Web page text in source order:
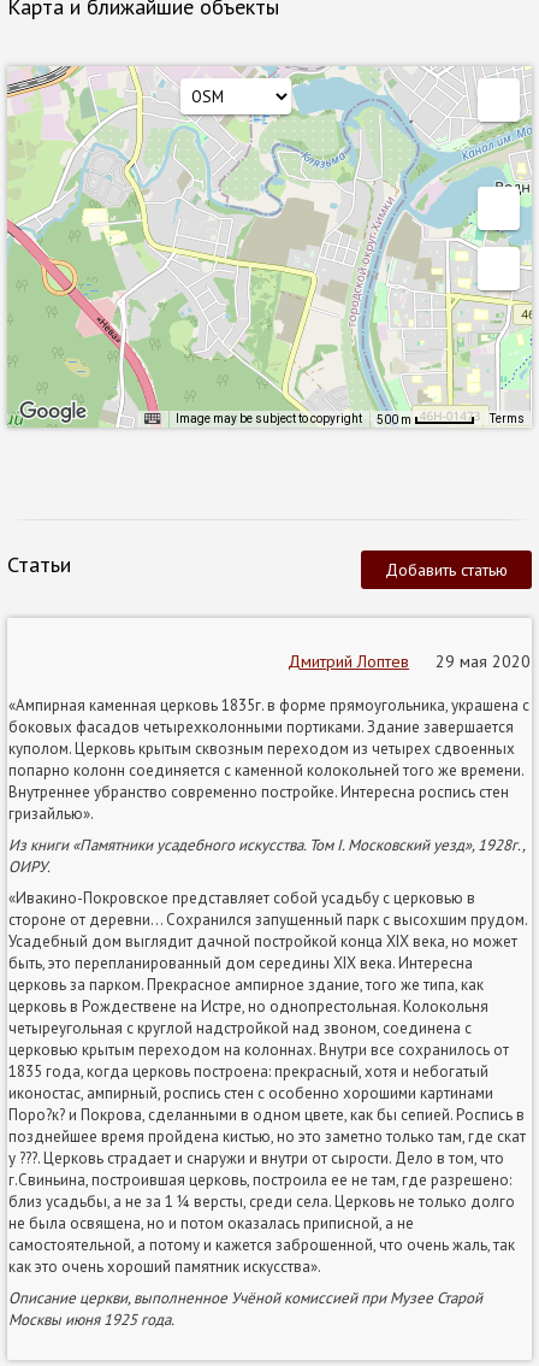
Карта и ближайшие объекты
Image may be subject to copyright 500 m Terms
Добавить статью
Статьи
Дмитрий Лоптев 29 мая 2020
«Ампирная каменная церковь 1835г. в форме прямоугольника, украшена с
боковых фасадов четырехколонными портиками. Здание завершается
куполом. Церковь крытым сквозным переходом из четырех сдвоенных
попарно колонн соединяется с каменной колокольней того же времени.
Внутреннее убранство современно постройке. Интересна роспись стен
гризайлью».
Из книги «Памятники усадебного искусства. Том I. Московский уезд», 1928г.,
ОИРУ.
«Ивакино-Покровское представляет собой усадьбу с церковью в
стороне от деревни… Сохранился запущенный парк с высохшим прудом.
Усадебный дом выглядит дачной постройкой конца XIX века, но может
быть, это перепланированный дом середины XIX века. Интересна
церковь за парком. Прекрасное ампирное здание, того же типа, как
церковь в Рождествене на Истре, но однопрестольная. Колокольня
четыреугольная с круглой надстройкой над звоном, соединена с
церковью крытым переходом на колоннах. Внутри все сохранилось от
1835 года, когда церковь построена: прекрасный, хотя и небогатый
иконостас, ампирный, роспись стен с особенно хорошими картинами
Поро?к? и Покрова, сделанными в одном цвете, как бы сепией. Роспись в
позднейшее время пройдена кистью, но это заметно только там, где скат
у ???. Церковь страдает и снаружи и внутри от сырости. Дело в том, что
г.Свиньина, построившая церковь, построила ее не там, где разрешено:
близ усадьбы, а не за 1 ¼ версты, среди села. Церковь не только долго
не была освящена, но и потом оказалась приписной, а не
самостоятельной, а потому и кажется заброшенной, что очень жаль, так
как это очень хороший памятник искусства».
Описание церкви, выполненное Учёной комиссией при Музее Старой
Москвы июня 1925 года.